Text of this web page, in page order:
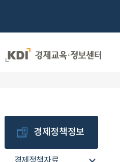
경제정책정보